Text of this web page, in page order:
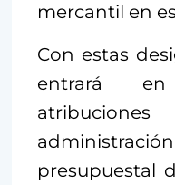
mercantil en
Con estas
entrará
presupuestal